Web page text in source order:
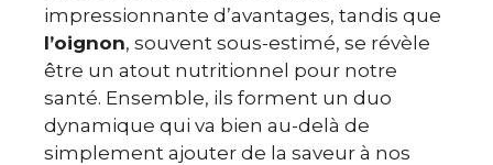
impressionnante d’avantages, tandis que
l’oignon, souvent sous-estimé, se révèle
être un atout nutritionnel pour notre
santé. Ensemble, ils forment un duo
dynamique qui va bien au-delà de
simplement ajouter de la saveur à nos